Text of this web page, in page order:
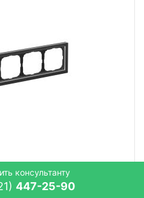
консультанту
447-25-90